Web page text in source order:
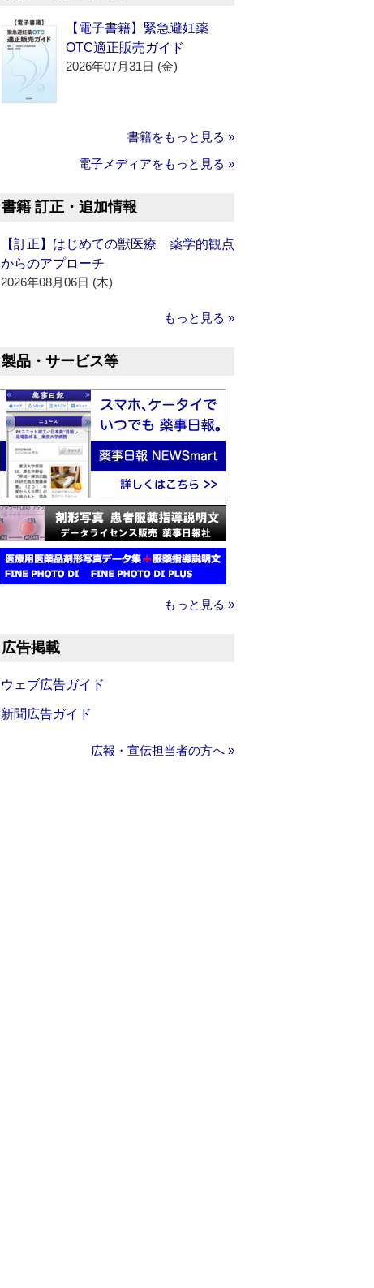
【電子書籍】緊急避妊薬
OTC適正販売ガイド
2026年07月31日 (金)
書籍をもっと見る »
電子メディアをもっと見る »
書籍 訂正・追加情報
【訂正】はじめての獣医療 薬学的観点
からのアプローチ
2026年08月06日 (木)
もっと見る »
製品・サービス等
もっと見る »
広告掲載
ウェブ広告ガイド
新聞広告ガイド
広報・宣伝担当者の方へ »